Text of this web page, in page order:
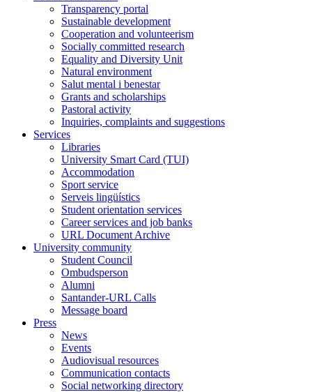
Transparency portal
Sustainable development
Cooperation and volunteerism
Socially committed research
Equality and Diversity Unit
Natural environment
Salut mental i benestar
Grants and scholarships
Pastoral activity
Inquiries, complaints and suggestions
Services
Libraries
University Smart Card (TUI)
Accommodation
Sport service
Serveis lingüístics
Student orientation services
Career services and job banks
URL Document Archive
University community
Student Council
Ombudsperson
Alumni
Santander-URL Calls
Message board
Press
News
Events
Audiovisual resources
Communication contacts
Social networking directory